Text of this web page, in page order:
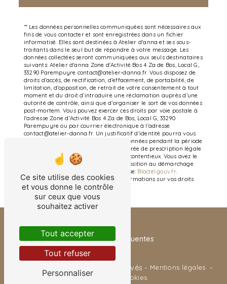
** Les données personnelles communiquées sont nécessaires aux
fins de vous contacter et sont enregistrées dans un fichier
informatisé. Elles sont destinées à Atelier d'anna et ses sous-
traitants dans le seul but de répondre à votre message. Les
données collectées seront communiquées aux seuls destinataires
suivants: Atelier d'anna Zone d'Activité Bos 4 Za de Bos, Local G,
33290 Parempuyre contact@atelier-danna.fr. Vous disposez de
droits d’accès, de rectification, d’effacement, de portabilité, de
limitation, d’opposition, de retrait de votre consentement à tout
moment et du droit d’introduire une réclamation auprès d’une
autorité de contrôle, ainsi que d’organiser le sort de vos données
post-mortem. Vous pouvez exercer ces droits par voie postale à
l'adresse Zone d'Activité Bos 4 Za de Bos, Local G, 33290
Parempuyre ou par courrier électronique à l'adresse
contact@atelier-danna.fr. Un justificatif d'identité pourra vous
être demandé. Nous conservons vos données pendant la période
de prise de contact puis pendant la durée de prescription légale
aux fins probatoires et de gestion des contentieux. Vous avez le
droit de vous inscrire sur la liste d'opposition au démarchage
téléphonique, disponible à cette adresse: Bloctel.gouv.fr.
Consultez le site cnil.fr pour plus d’informations sur vos droits.
Recherches fréquentes
- 2026 - Tous droits réservés - Mentions légales -
Gestion des cookies
Ce site utilise des cookies
et vous donne le contrôle
sur ceux que vous
souhaitez activer
Tout accepter
Tout refuser
Personnaliser